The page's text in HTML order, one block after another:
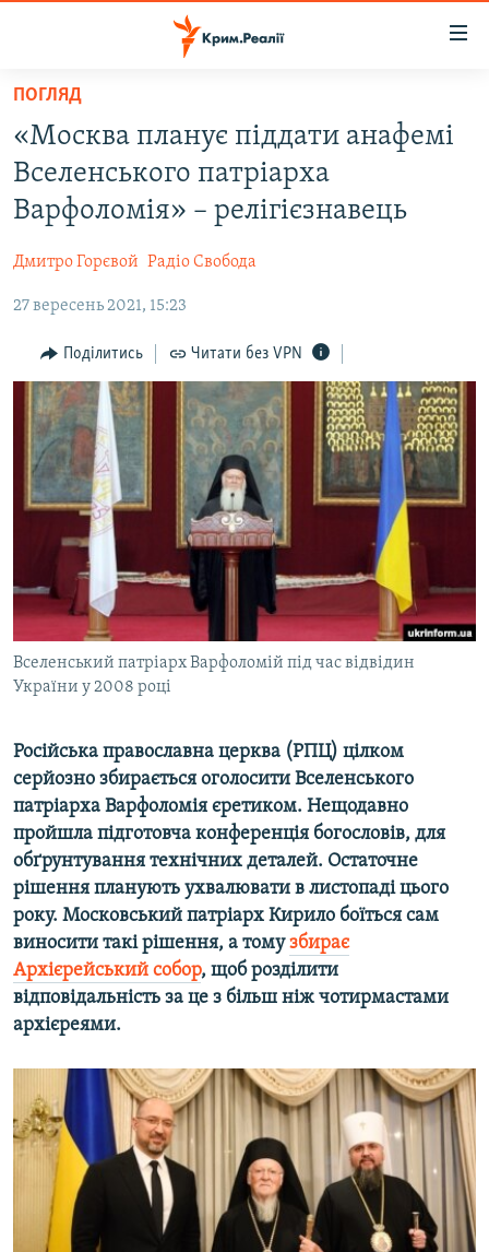
Перейти
основного
матеріалу
Перейти
до
основної
навігації
Перейти
пошуку
ВІДЕО ТА ФОТО
БЛОГИ
ПОГЛЯД
ІНТЕРВ'Ю
ВСЕ ЗА ДЕНЬ
СПЕЦПРОЕКТИ
ДЕПОРТАЦІЯ
ВІДЕОУРОКИ «ELIFBE»
СВІДЧЕННЯ ОКУПАЦІЇ
УКРАЇНСЬКА ПРОБЛЕМА КРИМУ
ІНФОГРАФІКА
ЯК ОБІЙТИ БЛОКУВАННЯ
Русский
Qırımtatar
ДОЛУЧАЙСЯ!
ПОГЛЯД
«Москва планує піддати анафемі
Вселенського патріарха
Варфоломія» – релігієзнавець
Дмитро Горєвой Радіо Свобода
27 вересень 2021, 15:23
Поділитись Читати без VPN
Вселенський патріарх Варфоломій під час відвідин
України у 2008 році
Російська православна церква (РПЦ) цілком
серйозно збирається оголосити Вселенського
патріарха Варфоломія єретиком. Нещодавно
пройшла підготовча конференція богословів, для
обґрунтування технічних деталей. Остаточне
рішення планують ухвалювати в листопаді цього
року. Московський патріарх Кирило боїться сам
виносити такі рішення, а томузбирає
Архієрейський собор, щоб розділити
відповідальність за це з більш ніж чотирмастами
архієреями.